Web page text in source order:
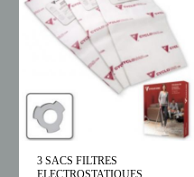
3 SACS FILTRES
ELECTROSTATIQUES